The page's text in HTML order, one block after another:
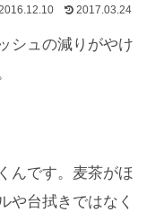
2017.03.24
シュの減りがやけ
んです。麦茶がほ
や台拭きではなく